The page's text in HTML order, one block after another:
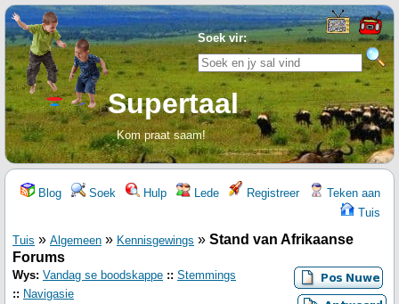
Soek vir:
Supertaal
Kom praat saam!
Blog Soek Hulp Lede Registreer
Teken aan
Tuis
Tuis » Algemeen » Kennisgewings » Stand van Afrikaanse
Forums
Wys: Vandag se boodskappe :: Stemmings
:: Navigasie